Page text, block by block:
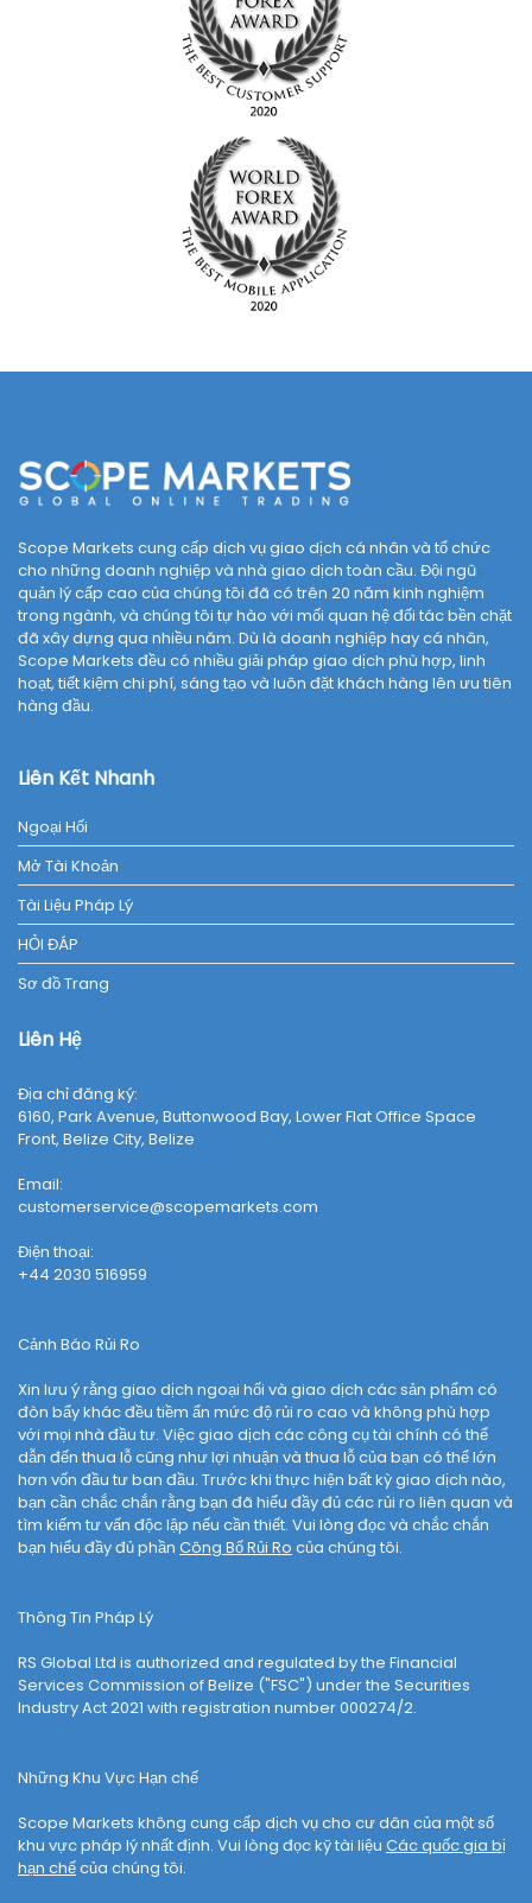
Scope Markets cung cấp dịch vụ giao dịch cá nhân và tổ chức
cho những doanh nghiệp và nhà giao dịch toàn cầu. Đội ngũ
quản lý cấp cao của chúng tôi đã có trên 20 năm kinh nghiệm
trong ngành, và chúng tôi tự hào với mối quan hệ đối tác bền chặt
đã xây dựng qua nhiều năm. Dù là doanh nghiệp hay cá nhân,
Scope Markets đều có nhiều giải pháp giao dịch phù hợp, linh
hoạt, tiết kiệm chi phí, sáng tạo và luôn đặt khách hàng lên ưu tiên
hàng đầu.
Liên Kết Nhanh
Ngoại Hối
Mở Tài Khoản
Tài Liệu Pháp Lý
HỎI ĐÁP
Sơ đồ Trang
Liên Hệ
Địa chỉ đăng ký:
6160, Park Avenue, Buttonwood Bay, Lower Flat Office Space
Front, Belize City, Belize
Email:
customerservice@scopemarkets.com
Điện thoại:
+44 2030 516959
Cảnh Báo Rủi Ro
Xin lưu ý rằng giao dịch ngoại hối và giao dịch các sản phẩm có
đòn bẩy khác đều tiềm ẩn mức độ rủi ro cao và không phù hợp
với mọi nhà đầu tư. Việc giao dịch các công cụ tài chính có thể
dẫn đến thua lỗ cũng như lợi nhuận và thua lỗ của bạn có thể lớn
hơn vốn đầu tư ban đầu. Trước khi thực hiện bất kỳ giao dịch nào,
bạn cần chắc chắn rằng bạn đã hiểu đầy đủ các rủi ro liên quan và
tìm kiếm tư vấn độc lập nếu cần thiết. Vui lòng đọc và chắc chắn
bạn hiểu đầy đủ phần Công Bố Rủi Ro của chúng tôi.
Thông Tin Pháp Lý
RS Global Ltd is authorized and regulated by the Financial
Services Commission of Belize ("FSC") under the Securities
Industry Act 2021 with registration number 000274/2.
Những Khu Vực Hạn chế
Scope Markets không cung cấp dịch vụ cho cư dân của một số
khu vực pháp lý nhất định. Vui lòng đọc kỹ tài liệu Các quốc gia bị
hạn chếcủa chúng tôi.